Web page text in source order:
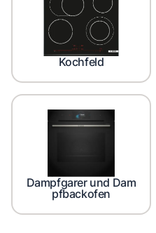
Kochfeld
Dampfgarer und Dam
pfbackofen